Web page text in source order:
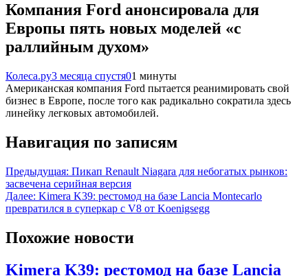
Компания Ford анонсировала для
Европы пять новых моделей «с
раллийным духом»
Колеса.ру3 месяца спустя01 минуты
Американская компания Ford пытается реанимировать свой
бизнес в Европе, после того как радикально сократила здесь
линейку легковых автомобилей.
Навигация по записям
Предыдущая: Пикап Renault Niagara для небогатых рынков:
засвечена серийная версия
Далее: Kimera K39: рестомод на базе Lancia Montecarlo
превратился в суперкар с V8 от Koenigsegg
Похожие новости
Kimera K39: рестомод на базе Lancia